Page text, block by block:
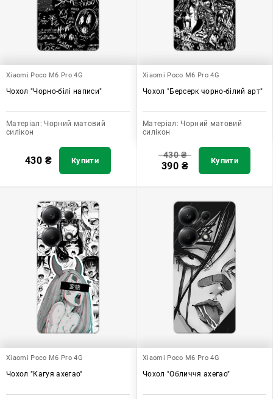
Xiaomi Poco M6 Pro 4G
Чохол "Чорно-білі написи"
Матеріал: Чорний матовий
силікон
430 ₴ Купити
Xiaomi Poco M6 Pro 4G
Чохол "Берсерк чорно-білий арт"
Матеріал: Чорний матовий
силікон
430₴
390 ₴ Купити
Xiaomi Poco M6 Pro 4G
Чохол "Кагуя ахегао"
Xiaomi Poco M6 Pro 4G
Чохол "Обличчя ахегао"